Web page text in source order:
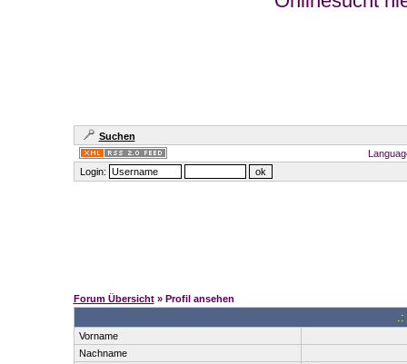
Suchen
Login:
Forum Übersicht» Profil ansehen
.:
Vorname
Nachname